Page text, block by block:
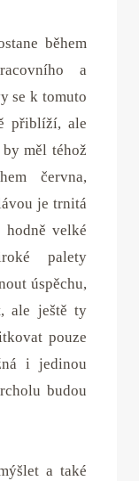
během
a
se k tomuto
přiblíží, ale
měl téhož
června,
je trnitá
velké
palety
úspěchu,
ale ještě ty
pouze
i jedinou
budou
a také